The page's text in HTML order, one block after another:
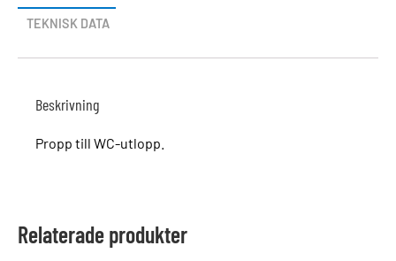
TEKNISK DATA
Beskrivning
Propp till WC-utlopp.
Relaterade produkter